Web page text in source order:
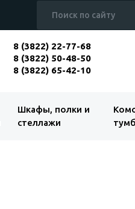
8 (3822) 22-77-68
8 (3822) 50-48-50
8 (3822) 65-42-10
Шкафы, полки и
стеллажи